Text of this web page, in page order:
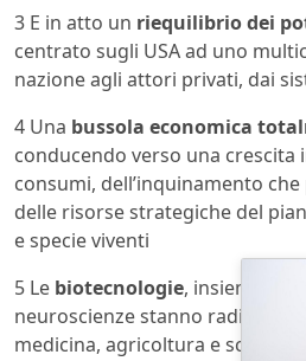
3 E in atto un riequilibrio dei
centrato sugli USA ad uno
nazione agli attori privati, dai
4 Una bussola economica
conducendo verso una crescita
consumi, dell’inquinamento
delle risorse strategiche del
e specie viventi
5 Le biotecnologie, insieme
neuroscienze stanno
medicina, agricoltura e scienza